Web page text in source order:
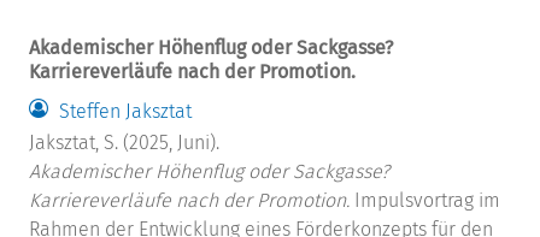
Akademischer Höhenflug oder Sackgasse?
Karriereverläufe nach der Promotion.
Steffen Jaksztat
Jaksztat, S. (2025, Juni).
Akademischer Höhenflug oder Sackgasse?
Karriereverläufe nach der Promotion. Impulsvortrag im
Rahmen der Entwicklung eines Förderkonzepts für den